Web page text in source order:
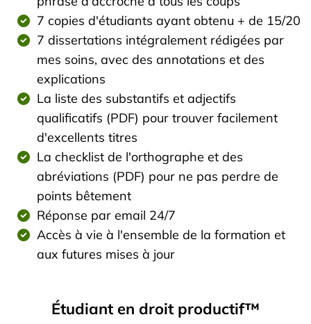
7 copies d'étudiants ayant obtenu + de 15/20
7 dissertations intégralement rédigées par
mes soins, avec des annotations et des
explications
La liste des substantifs et adjectifs
qualificatifs (PDF) pour trouver facilement
d'excellents titres
La checklist de l'orthographe et des
abréviations (PDF) pour ne pas perdre de
points bêtement
Réponse par email 24/7
Accès à vie à l'ensemble de la formation et
aux futures mises à jour
Étudiant en droit productif™